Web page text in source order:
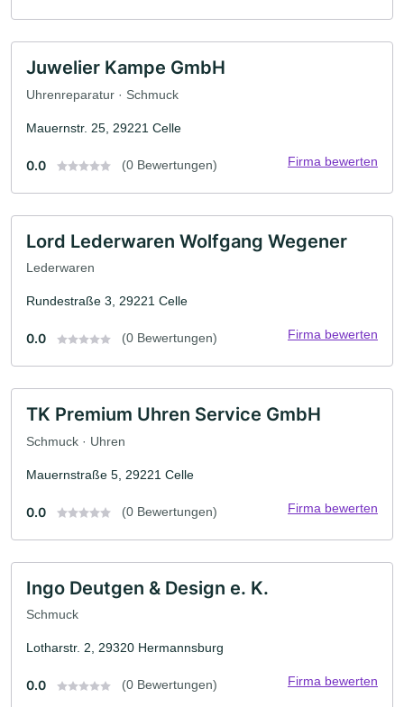
Juwelier Kampe GmbH
Uhrenreparatur · Schmuck
Mauernstr. 25, 29221 Celle
0.0 (0 Bewertungen) Firma bewerten
Lord Lederwaren Wolfgang Wegener
Lederwaren
Rundestraße 3, 29221 Celle
0.0 (0 Bewertungen) Firma bewerten
TK Premium Uhren Service GmbH
Schmuck · Uhren
Mauernstraße 5, 29221 Celle
0.0 (0 Bewertungen) Firma bewerten
Ingo Deutgen & Design e. K.
Schmuck
Lotharstr. 2, 29320 Hermannsburg
0.0 (0 Bewertungen) Firma bewerten